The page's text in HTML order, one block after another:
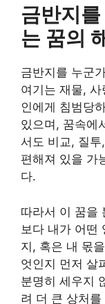
금반지를
는 꿈의
금반지를 누군
여기는 재물,
인에게 침범당
있으며, 꿈속에
서도 비교, 질
편해져 있을 가
다.
따라서 이 꿈을
보다 내가 어떤
지, 혹은 내 몫
엇인지 먼저 살
분명히 세우지
려 더 큰 상처